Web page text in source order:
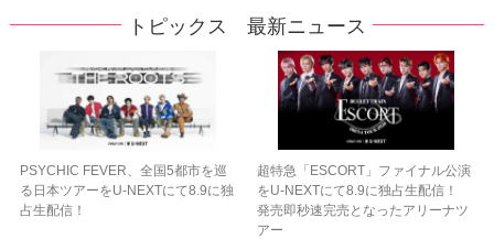
トピックス 最新ニュース
PSYCHIC FEVER、全国5都市を巡
る日本ツアーをU‐NEXTにて8.9に独
占生配信！
超特急「ESCORT」ファイナル公演
をU-NEXTにて8.9に独占生配信！
発売即秒速完売となったアリーナツ
アー